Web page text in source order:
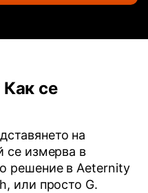
се
на
се измерва в
решение в Aeternity
или просто G.